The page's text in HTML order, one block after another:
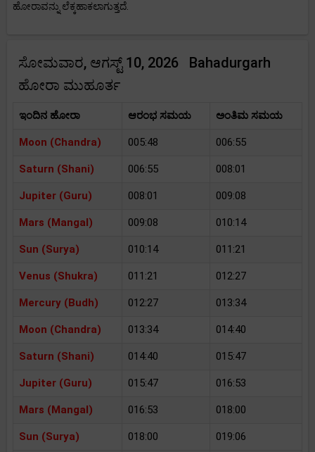
ಹೋರಾವನ್ನು ಲೆಕ್ಕಹಾಕಲಾಗುತ್ತದೆ.
ಸೋಮವಾರ, ಆಗಸ್ಟ್ 10, 2026 Bahadurgarh
ಹೋರಾ ಮುಹೂರ್ತ
ಇಂದಿನ ಹೋರಾ ಆರಂಭ ಸಮಯ ಅಂತಿಮ ಸಮಯ
Moon (Chandra) 005:48 006:55
Saturn (Shani) 006:55 008:01
Jupiter (Guru) 008:01 009:08
Mars (Mangal) 009:08 010:14
Sun (Surya) 010:14 011:21
Venus (Shukra) 011:21 012:27
Mercury (Budh) 012:27 013:34
Moon (Chandra) 013:34 014:40
Saturn (Shani) 014:40 015:47
Jupiter (Guru) 015:47 016:53
Mars (Mangal) 016:53 018:00
Sun (Surya) 018:00 019:06